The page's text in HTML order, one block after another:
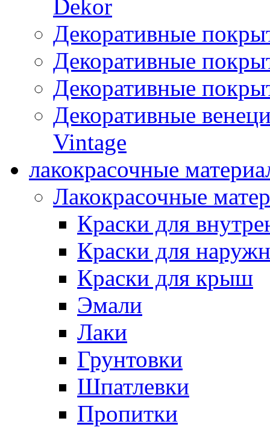
Dekor
Декоративные
Декоративные
Декоративные
Декоративные
Vintage
лакокрасочные
Лакокрасочные
Краски для
Краски для
Краски для крыш
Эмали
Лаки
Грунтовки
Шпатлевки
Пропитки